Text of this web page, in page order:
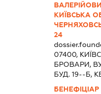
КИЇВСЬКА
24
07400,
БРОВАРИ,
БУД. 19--Б,